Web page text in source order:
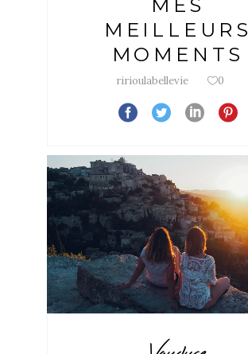
MES
MEILLEURS
MOMENTS
ririoulabellevie 0